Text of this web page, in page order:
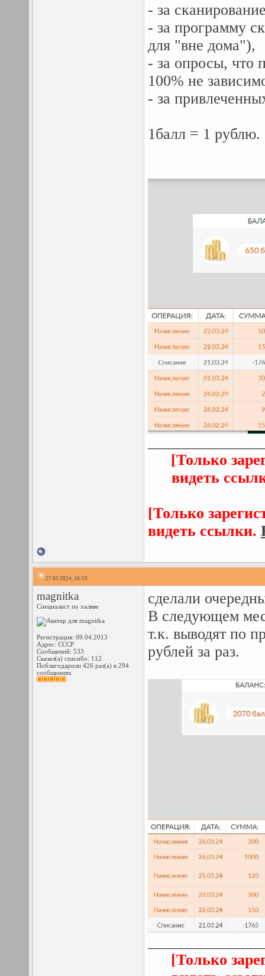
- за
- за программу
для "вне дома"),
- за опросы, что
100% не
- за
1балл = 1 рублю.
[Только
видеть
[Только
видеть ссылки.
27.03.2024, 16:53
magnitka
Специалист по халяве
Регистрация: 09.04.2013
Адрес: СССР
Сообщений: 533
Сказал(а) спасибо: 112
Поблагодарили 426 раз(а) в 294
сообщениях
сделали
В следующем
т.к. выводят по
рублей за раз.
[Только